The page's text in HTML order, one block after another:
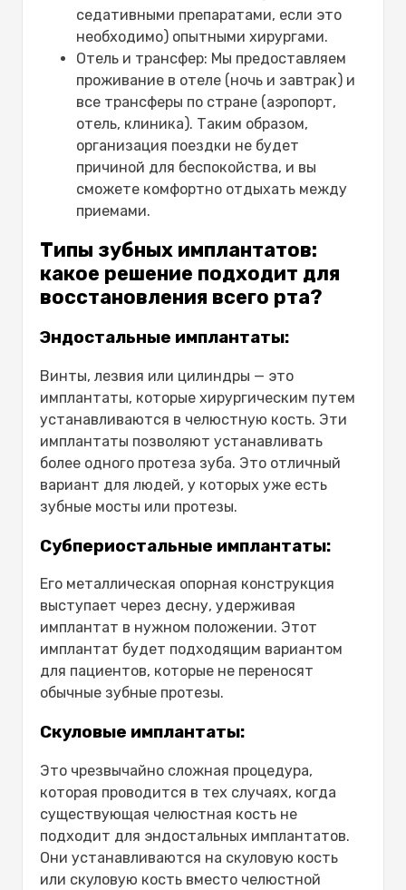
седативными препаратами, если это
необходимо) опытными хирургами.
Отель и трансфер: Мы предоставляем
проживание в отеле (ночь и завтрак) и
все трансферы по стране (аэропорт,
отель, клиника). Таким образом,
организация поездки не будет
причиной для беспокойства, и вы
сможете комфортно отдыхать между
приемами.
Типы зубных имплантатов:
какое решение подходит для
восстановления всего рта?
Эндостальные имплантаты:
Винты, лезвия или цилиндры — это
имплантаты, которые хирургическим путем
устанавливаются в челюстную кость. Эти
имплантаты позволяют устанавливать
более одного протеза зуба. Это отличный
вариант для людей, у которых уже есть
зубные мосты или протезы.
Субпериостальные имплантаты:
Его металлическая опорная конструкция
выступает через десну, удерживая
имплантат в нужном положении. Этот
имплантат будет подходящим вариантом
для пациентов, которые не переносят
обычные зубные протезы.
Скуловые имплантаты:
Это чрезвычайно сложная процедура,
которая проводится в тех случаях, когда
существующая челюстная кость не
подходит для эндостальных имплантатов.
Они устанавливаются на скуловую кость
или скуловую кость вместо челюстной